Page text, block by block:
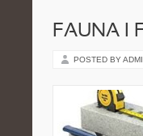
FAUNA I
POSTED BY